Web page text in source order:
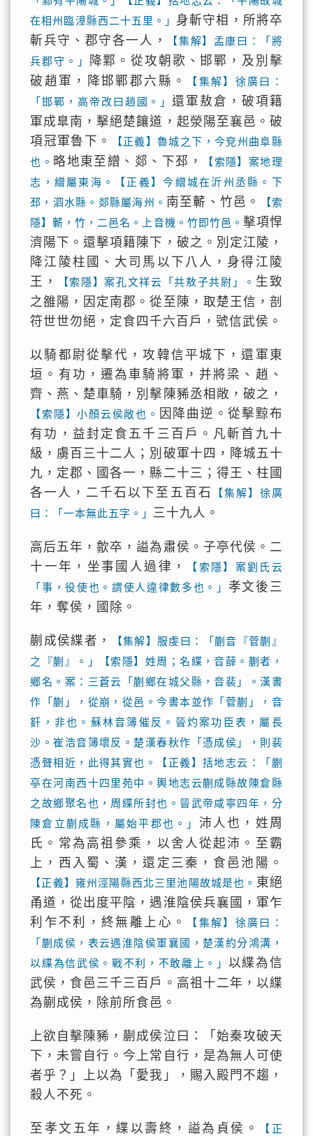
在相州臨漳縣西二十五里。」 身斬守相，所將卒
斬兵守、郡守各一人，
【集解】孟康曰：「將
兵郡守。」
降鄴。從攻朝歌、邯鄲，及別擊
破趙軍，降邯鄲郡六縣。
【集解】徐廣曰：
「邯鄲，高帝改曰趙國。」還軍敖倉，破項籍
軍成臯南，擊絕楚饟道，起滎陽至襄邑。破
項冠軍魯下。
【正義】魯城之下，今兗州曲阜縣
也。 略地東至繒、郯、下邳，
【索隱】案地理
志，繒屬東海。【正義】今繒城在沂州丞縣。下
邳，泗水縣。郯縣屬海州。 南至蘄、竹邑。
【索
隱】蘄，竹，二邑名。上音機。竹即竹邑。 擊項悍
濟陽下。還擊項籍陳下，破之。別定江陵，
降江陵柱國、大司馬以下八人，身得江陵
王，
【索隱】案孔文祥云「共敖子共尉」。 生致
之雒陽，因定南郡。從至陳，取楚王信，剖
符世世勿絕，定食四千六百戶，號信武侯。
以騎都尉從擊代，攻韓信平城下，還軍東
垣。有功，遷為車騎將軍，并將梁、趙、
齊、燕、楚車騎，別擊陳豨丞相敞，破之，
【索隱】小顏云侯敞也。 因降曲逆。從擊黥布
有功，益封定食五千三百戶。凡斬首九十
級，虜百三十二人；別破軍十四，降城五十
九，定郡、國各一，縣二十三；得王、柱國
各一人，二千石以下至五百石
【集解】徐廣
曰：「一本無此五字。」 三十九人。
高后五年，歙卒，謚為肅侯。子亭代侯。二
十一年，坐事國人過律，
【索隱】案劉氏云
「事，役使也。謂使人違律數多也。」 孝文後三
年，奪侯，國除。
蒯成侯緤者，
【集解】服虔曰：「蒯音『菅蒯』
之『蒯』。」【索隱】姓周；名緤，音薛。蒯者，
鄉名。案：三蒼云「蒯鄉在城父縣，音裴」。漢書
作「蒯」，從崩，從邑。今書本並作「菅蒯」，音
姧，非也。蘇林音簿催反。晉灼案功臣表，屬長
沙。崔浩音簿壞反。楚漢春秋作「憑成侯」，則裴
憑聲相近，此得其實也。【正義】括地志云：「蒯
亭在河南西十四里苑中。輿地志云蒯成縣故陳倉縣
之故鄉聚名也，周緤所封也。晉武帝咸寧四年，分
陳倉立蒯成縣，屬始平郡也。」 沛人也，姓周
氏。常為高祖參乘，以舍人從起沛。至霸
上，西入蜀、漢，還定三秦，食邑池陽。
【正義】雍州涇陽縣西北三里池陽故城是也。 東絕
甬道，從出度平陰，遇淮陰侯兵襄國，軍乍
利乍不利，終無離上心。
【集解】徐廣曰：
「蒯成侯，表云遇淮陰侯軍襄國，楚漢約分鴻溝，
以緤為信武侯。戰不利，不敢離上。」 以緤為信
武侯，食邑三千三百戶。高祖十二年，以緤
為蒯成侯，除前所食邑。
上欲自擊陳豨，蒯成侯泣曰：「始秦攻破天
下，未嘗自行。今上常自行，是為無人可使
者乎？」上以為「愛我」，賜入殿門不趨，
殺人不死。
至孝文五年，緤以壽終，謚為貞侯。
【正